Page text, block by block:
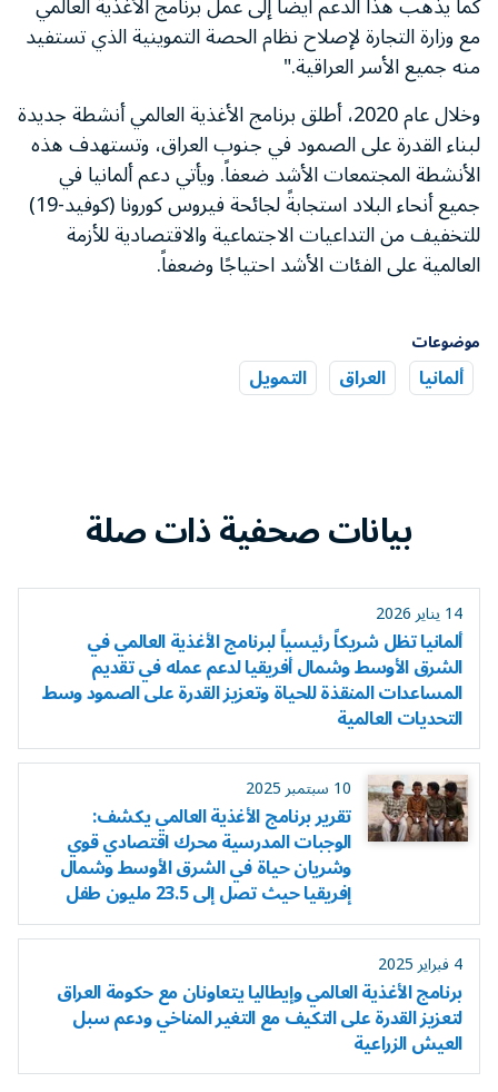
مع وزارة التجارة لإصلاح نظام الحصة التموينية الذي تستفيد
منه جميع الأسر العراقية."
وخلال عام 2020، أطلق برنامج الأغذية العالمي أنشطة جديدة
لبناء القدرة على الصمود في جنوب العراق، وتستهدف هذه
الأنشطة المجتمعات الأشد ضعفاً. ويأتي دعم ألمانيا في
جميع أنحاء البلاد استجابةً لجائحة فيروس كورونا (كوفيد-19)
للتخفيف من التداعيات الاجتماعية والاقتصادية للأزمة
العالمية على الفئات الأشد احتياجًا وضعفاً.
موضوعات
ألمانيا العراق التمويل
بيانات صحفية ذات صلة
14 يناير 2026
ألمانيا تظل شريكاً رئيسياً لبرنامج الأغذية العالمي في
الشرق الأوسط وشمال أفريقيا لدعم عمله في تقديم
المساعدات المنقذة للحياة وتعزيز القدرة على الصمود وسط
التحديات العالمية
10 سبتمبر 2025
تقرير برنامج الأغذية العالمي يكشف:
الوجبات المدرسية محرك اقتصادي قوي
وشريان حياة في الشرق الأوسط وشمال
إفريقيا حيث تصل إلى 23.5 مليون طفل
4 فبراير 2025
برنامج الأغذية العالمي وإيطاليا يتعاونان مع حكومة العراق
لتعزيز القدرة على التكيف مع التغير المناخي ودعم سبل
العيش الزراعية